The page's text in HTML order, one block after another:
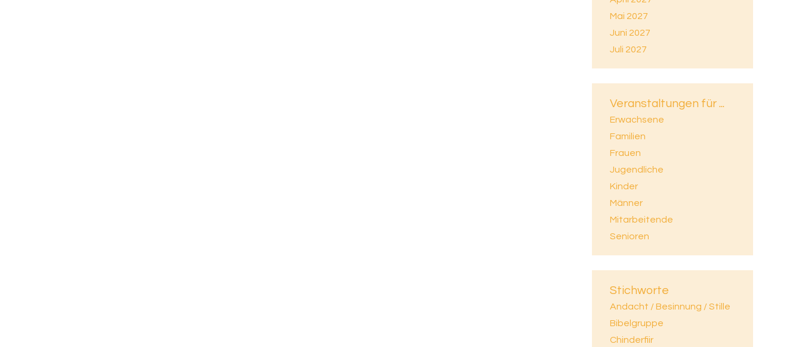
Mai 2027
Juni 2027
Juli 2027
Veranstaltungen für ...
Erwachsene
Familien
Frauen
Jugendliche
Kinder
Männer
Mitarbeitende
Senioren
Stichworte
Andacht / Besinnung / Stille
Bibelgruppe
Chinderfiir